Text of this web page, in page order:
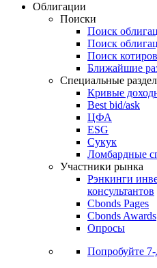
Облигации
Поиски
Поиск
Поиск
Поиск
Ближайшие
Специальные
Кривые
Best bid/ask
ЦФА
ESG
Сукук
Ломбардные
Участники рынка
Рэнкинги
консультантов
Cbonds Pages
Cbonds Awards
Опросы
Попробуйте